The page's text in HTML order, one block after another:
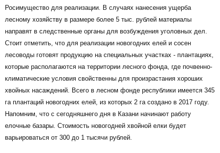
Росимущество для реализации. В случаях нанесения ущерба
лесному хозяйству в размере более 5 тыс. рублей материалы
направят в следственные органы для возбуждения уголовных дел.
Стоит отметить, что для реализации новогодних елей и сосен
лесоводы готовят продукцию на специальных участках - плантациях,
которые располагаются на территории лесного фонда, где почвенно-
климатические условия свойственны для произрастания хороших
хвойных насаждений. Всего в лесном фонде республики имеется 345
га плантаций новогодних елей, из которых 2 га создано в 2017 году.
Напомним, что с сегодняшнего дня в Казани начинают работу
елочные базары. Стоимость новогодней хвойной елки будет
варьироваться от 300 до 1 тысячи рублей.